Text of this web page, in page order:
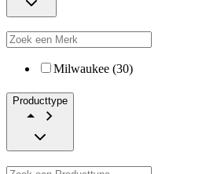
Milwaukee (30)
Producttype